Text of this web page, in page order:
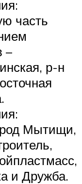
часть
–
р-н
Мытищи,
и Дружба.